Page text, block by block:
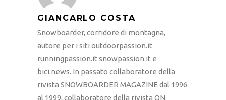
GIANCARLO COSTA
Snowboarder, corridore di montagna,
autore per i siti outdoorpassion.it
runningpassion.it snowpassion.it e
bici.news. In passato collaboratore della
rivista SNOWBOARDER MAGAZINE dal 1996
al 1999, collaboratore della rivista ON